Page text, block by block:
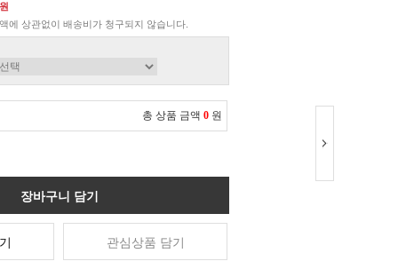
에 상관없이 배송비가 청구되지 않습니다.
총 상품 금액 0 원
장바구니 담기
관심상품 담기